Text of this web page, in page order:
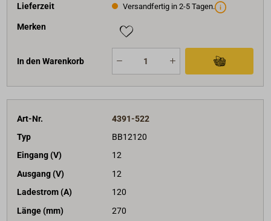
Lieferzeit Versandfertig in 2-5 Tagen.
Merken
In den Warenkorb
Art-Nr.
4391-522
Typ
BB12120
Eingang (V)
12
Ausgang (V)
12
Ladestrom (A)
120
Länge (mm)
270